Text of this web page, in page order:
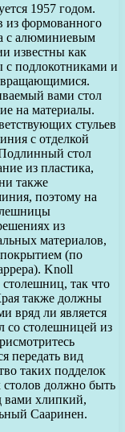
1957 годом.
из формованного
с алюминиевым
известны как
с подлокотниками и
вращающимися.
вами стол
на материалы.
стульев
с отделкой
стол
из пластика,
также
поэтому на
из
материалов,
(по
Knoll
столешниц, так что
также должны
вряд ли является
со столешницей из
передать вид
таких подделок
столов должно быть
вами хлипкий,
Сааринен.